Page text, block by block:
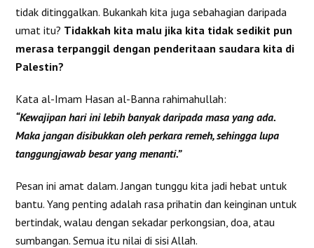
tidak ditinggalkan. Bukankah kita juga sebahagian daripada
umat itu? Tidakkah kita malu jika kita tidak sedikit pun
merasa terpanggil dengan penderitaan saudara kita di
Palestin?
Kata al-Imam Hasan al-Banna rahimahullah:
“Kewajipan hari ini lebih banyak daripada masa yang ada.
Maka jangan disibukkan oleh perkara remeh, sehingga lupa
tanggungjawab besar yang menanti.”
Pesan ini amat dalam. Jangan tunggu kita jadi hebat untuk
bantu. Yang penting adalah rasa prihatin dan keinginan untuk
bertindak, walau dengan sekadar perkongsian, doa, atau
sumbangan. Semua itu nilai di sisi Allah.